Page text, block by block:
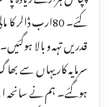
کئے۔ 80ارب
قدریں تہہ و بالا
سرمایہ کار یہاں سے
ہوگئے۔ ہم نے